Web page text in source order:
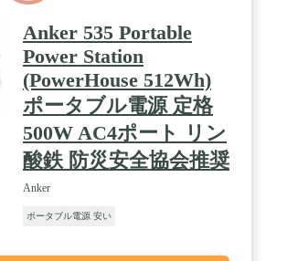
定性が非常に優れて、他の電池より使
て、環境にやさしいです。また、BMS
全管理システムを使用することで、過
保護、温度管理など、内部バッテリー
するよう監視及び管理を行うため、最
性を実現しています。 / 🔋【エコモー
PS54はエコモードを搭載していますの
力消費を抑えて、とても省エネルギー
ードをONにしておくと、ACの出力が
時間継続すると、システムが自動的に
にします。また、DCの出力が1W以下
すると、DC出力をOFFにします。ご注
ーザー側操作で「ON」にする必用が
、MC4ソーラー充電ケーブル、カー
Anker 535 Portable
Power Station
(PowerHouse 512Wh)
ポータブル電源 定格
500W AC4ポート リン
酸鉄 防災安全協会推奨
Anker
ポータブル電源 安い